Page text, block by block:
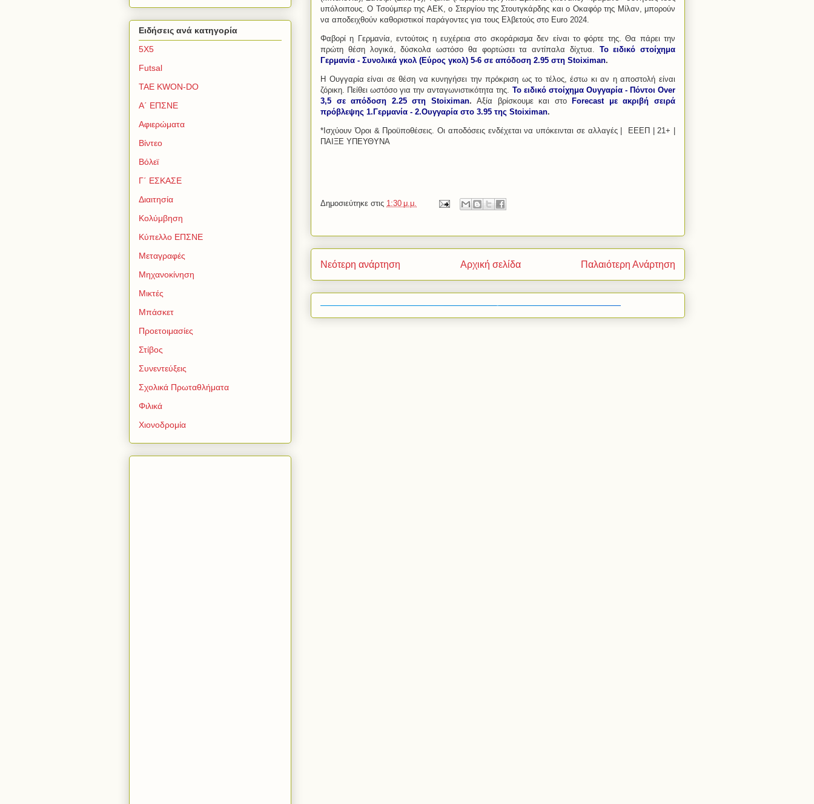
υπόλοιπους. Ο Τσούμπερ της ΑΕΚ, ο Στεργίου της Στουτγκάρδης και ο Οκαφόρ της Μίλαν, μπορούν
να αποδειχθούν καθοριστικοί παράγοντες για τους Ελβετούς στο Euro 2024.
Φαβορί η Γερμανία, εντούτοις η ευχέρεια στο σκοράρισμα δεν είναι το φόρτε της. Θα πάρει την
πρώτη θέση λογικά, δύσκολα ωστόσο θα φορτώσει τα αντίπαλα δίχτυα. Το ειδικό στοίχημα
Γερμανία - Συνολικά γκολ (Εύρος γκολ) 5-6 σε απόδοση 2.95 στη Stoiximan.
Η Ουγγαρία είναι σε θέση να κυνηγήσει την πρόκριση ως το τέλος, έστω κι αν η αποστολή είναι
ζόρικη. Πείθει ωστόσο για την ανταγωνιστικότητα της. Το ειδικό στοίχημα Ουγγαρία - Πόντοι Over
3,5 σε απόδοση 2.25 στη Stoiximan. Αξία βρίσκουμε και στο
Forecast με ακριβή σειρά
πρόβλεψης 1.Γερμανία - 2.Ουγγαρία στο 3.95 της Stoiximan.
*Ισχύουν Όροι & Προϋποθέσεις. Οι αποδόσεις ενδέχεται να υπόκεινται σε αλλαγές |
ΕΕΕΠ | 21+ |
ΠΑΙΞΕ ΥΠΕΥΘΥΝΑ
Δημοσιεύτηκε στις 1:30 μ.μ.
Νεότερη ανάρτηση Παλαιότερη Ανάρτηση
Αρχική σελίδα
Ειδήσεις ανά κατηγορία
5Χ5
Futsal
TAE KWON-DO
Α΄ ΕΠΣΝΕ
Αφιερώματα
Βίντεο
Βόλεϊ
Γ΄ ΕΣΚΑΣΕ
Διαιτησία
Κολύμβηση
Κύπελλο ΕΠΣΝΕ
Μεταγραφές
Μηχανοκίνηση
Μικτές
Μπάσκετ
Προετοιμασίες
Στίβος
Συνεντεύξεις
Σχολικά Πρωταθλήματα
Φιλικά
Χιονοδρομία